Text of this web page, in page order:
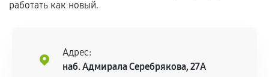
техническим параметрам и не имеют внешних
центром.
При этом гарантия на сами комплектующие
работать как новый.
Адрес:
наб. Адмирала Серебрякова, 27А